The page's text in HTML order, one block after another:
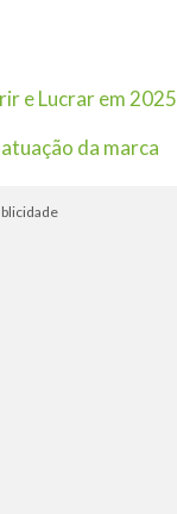
e Lucrar em 2025
da marca